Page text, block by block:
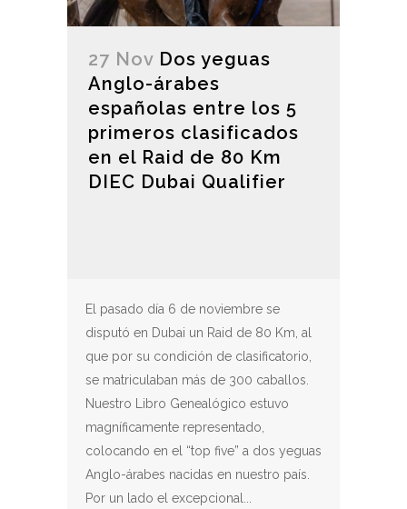
27 Nov Dos yeguas
Anglo-árabes
españolas entre los 5
primeros clasificados
en el Raid de 80 Km
DIEC Dubai Qualifier
El pasado día 6 de noviembre se
disputó en Dubai un Raid de 80 Km, al
que por su condición de clasificatorio,
se matriculaban más de 300 caballos.
Nuestro Libro Genealógico estuvo
magníficamente representado,
colocando en el “top five” a dos yeguas
Anglo-árabes nacidas en nuestro país.
Por un lado el excepcional...